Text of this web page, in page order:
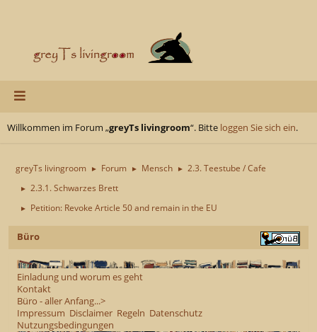
Willkommen im Forum „greyTs livingroom“. Bitte loggen Sie sich ein.
greyTs livingroom ► Forum ► Mensch ► 2.3. Teestube / Cafe
► 2.3.1. Schwarzes Brett
► Petition: Revoke Article 50 and remain in the EU
Büro
Einladung und worum es geht
Kontakt
Büro - aller Anfang...>
Impressum Disclaimer Regeln Datenschutz
Nutzungsbedingungen